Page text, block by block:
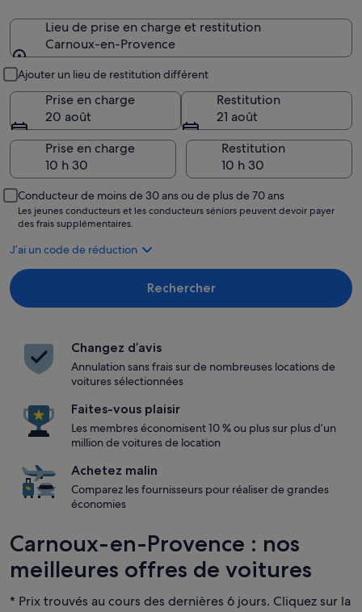
Lieu de prise en charge et restitution
Carnoux-en-Provence
Ajouter un lieu de restitution différent
Prise en charge
20 août
Restitution
21 août
Prise en charge
Restitution
Conducteur de moins de 30 ans ou de plus de 70 ans
Les jeunes conducteurs et les conducteurs séniors peuvent devoir payer
des frais supplémentaires.
J’ai un code de réduction
Rechercher
Changez d’avis
Annulation sans frais sur de nombreuses locations de
voitures sélectionnées
Faites-vous plaisir
Les membres économisent 10 % ou plus sur plus d’un
million de voitures de location
Achetez malin
Comparez les fournisseurs pour réaliser de grandes
économies
Carnoux-en-Provence : nos
meilleures offres de voitures
* Prix trouvés au cours des dernières 6 jours. Cliquez sur la